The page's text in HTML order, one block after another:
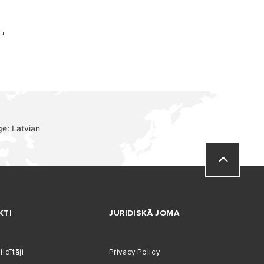
Latvian
JURIDISKĀ JOMA
Privacy Policy